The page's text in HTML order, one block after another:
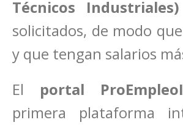
Técnicos Industriales)
solicitados, de modo
y que tengan salarios
El portal
primera plataforma